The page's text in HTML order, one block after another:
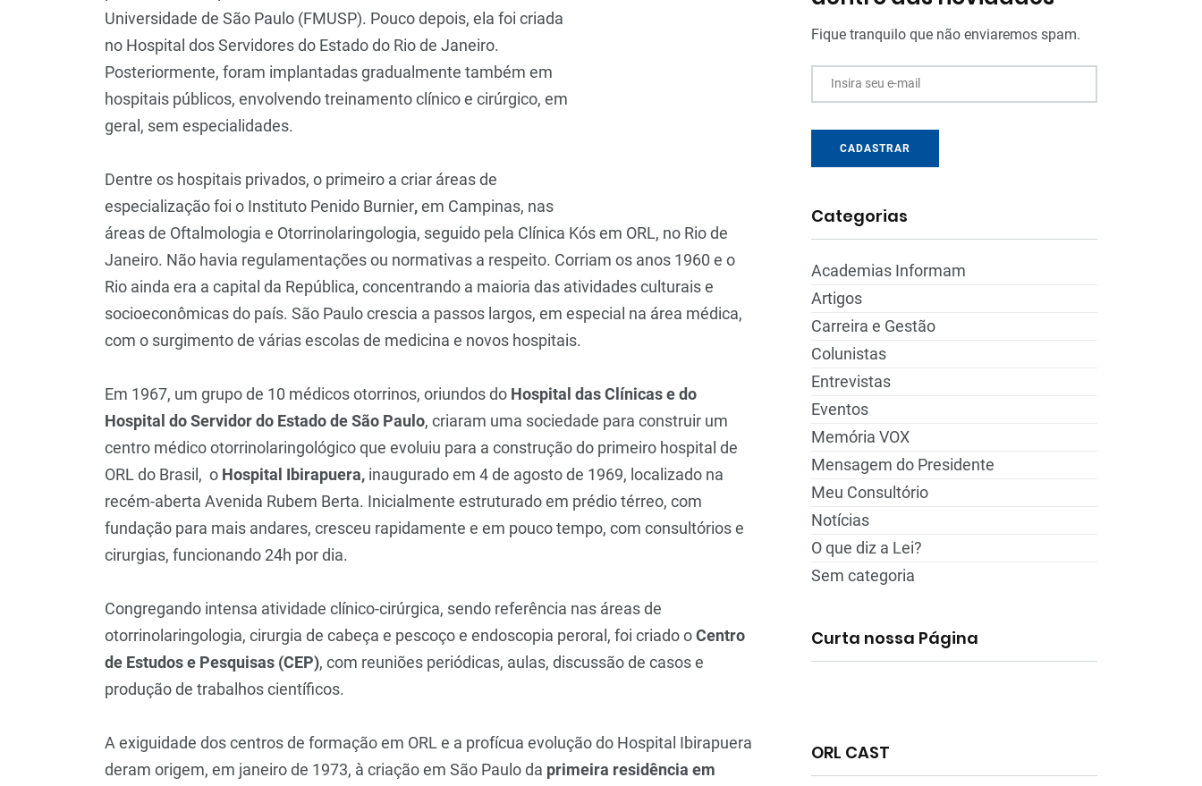
Universidade de São Paulo (FMUSP). Pouco depois, ela foi criada
no Hospital dos Servidores do Estado do Rio de Janeiro.
Posteriormente, foram implantadas gradualmente também em
hospitais públicos, envolvendo treinamento clínico e cirúrgico, em
geral, sem especialidades.
Dentre os hospitais privados, o primeiro a criar áreas de
especialização foi o Instituto Penido Burnier,em Campinas, nas
áreas de Oftalmologia e Otorrinolaringologia, seguido pela Clínica Kós em ORL, no Rio de
Janeiro. Não havia regulamentações ou normativas a respeito. Corriam os anos 1960 e o
Rio ainda era a capital da República, concentrando a maioria das atividades culturais e
socioeconômicas do país. São Paulo crescia a passos largos, em especial na área médica,
com o surgimento de várias escolas de medicina e novos hospitais.
Em 1967, um grupo de 10 médicos otorrinos, oriundos do Hospital das Clínicas e do
Hospital do Servidor do Estado de São Paulo, criaram uma sociedade para construir um
centro médico otorrinolaringológico que evoluiu para a construção do primeiro hospital de
ORL do Brasil, o Hospital Ibirapuera, inaugurado em 4 de agosto de 1969, localizado na
recém-aberta Avenida Rubem Berta. Inicialmente estruturado em prédio térreo, com
fundação para mais andares, cresceu rapidamente e em pouco tempo, com consultórios e
cirurgias, funcionando 24h por dia.
Congregando intensa atividade clínico-cirúrgica, sendo referência nas áreas de
otorrinolaringologia, cirurgia de cabeça e pescoço e endoscopia peroral, foi criado oCentro
de Estudos e Pesquisas (CEP), com reuniões periódicas, aulas, discussão de casos e
produção de trabalhos científicos.
A exiguidade dos centros de formação em ORL e a profícua evolução do Hospital Ibirapuera
deram origem, em janeiro de 1973, à criação em São Paulo da primeira residência em
Fique tranquilo que não enviaremos spam.
Insira seu e-mail
CADASTRAR
Categorias
Academias Informam
Artigos
Carreira e Gestão
Colunistas
Entrevistas
Eventos
Memória VOX
Mensagem do Presidente
Meu Consultório
Notícias
O que diz a Lei?
Sem categoria
Curta nossa Página
ORL CAST